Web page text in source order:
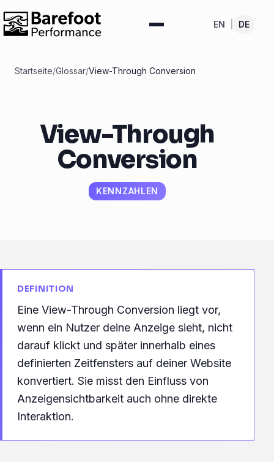
EN DE
Startseite/Glossar/View-Through Conversion
View-Through
Conversion
KENNZAHLEN
DEFINITION
Eine View-Through Conversion liegt vor,
wenn ein Nutzer deine Anzeige sieht, nicht
darauf klickt und später innerhalb eines
definierten Zeitfensters auf deiner Website
konvertiert. Sie misst den Einfluss von
Anzeigensichtbarkeit auch ohne direkte
Interaktion.